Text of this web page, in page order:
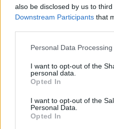
also be disclosed by us to
Downstream Participants that
Personal Data
I want to opt-out of the
personal data.
Opted In
I want to opt-out of the
Personal Data.
Opted In
Žinios Lietuvos diena
Savaitės vidurys nusimato
Žinios | Orai
Nufilmavo, kaip patvino
vaizdas pribloškia